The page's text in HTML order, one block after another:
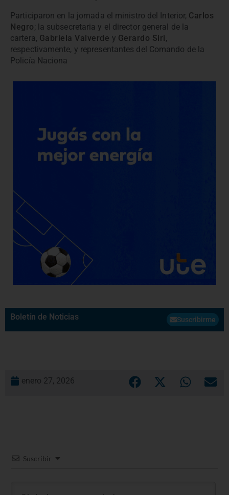
Participaron en la jornada el ministro del Interior, Carlos
Negro; la subsecretaria y el director general de la
cartera, Gabriela Valverde y Gerardo Siri,
respectivamente, y representantes del Comando de la
Policía Naciona
Boletín de Noticias Suscribirme
enero 27, 2026
Suscribir